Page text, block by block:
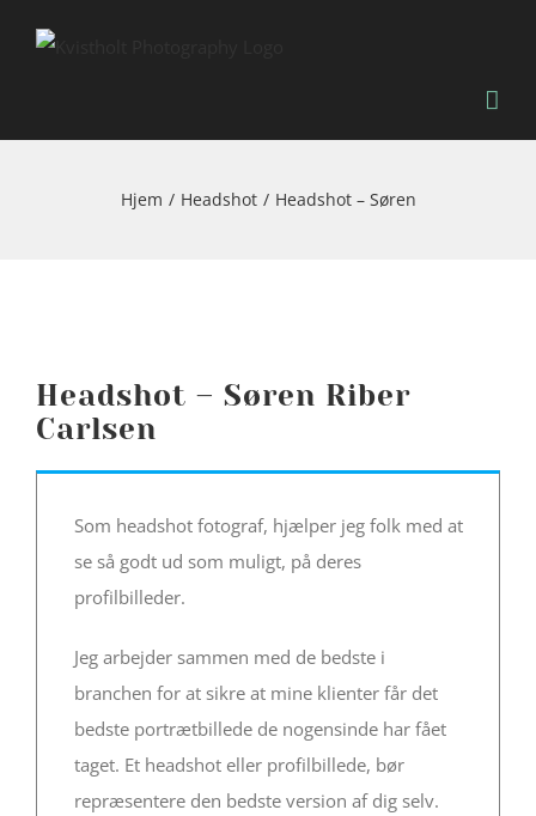
Hjem Headshot Headshot – Søren
Headshot – Søren Riber
Carlsen
Som headshot fotograf, hjælper jeg folk med at
se så godt ud som muligt, på deres
profilbilleder.
Jeg arbejder sammen med de bedste i
branchen for at sikre at mine klienter får det
bedste portrætbillede de nogensinde har fået
taget. Et headshot eller profilbillede, bør
repræsentere den bedste version af dig selv.